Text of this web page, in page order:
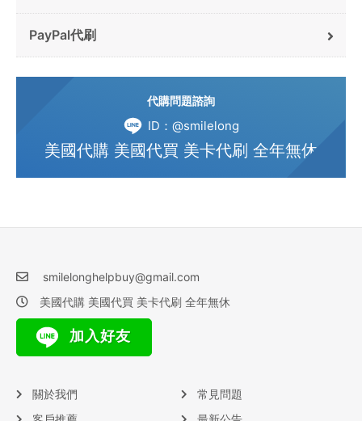
PayPal代刷
代購問題諮詢
ID：@smilelong
美國代購 美國代買 美卡代刷 全年無休
smilelonghelpbuy@gmail.com
美國代購 美國代買 美卡代刷 全年無休
加入好友
關於我們
常見問題